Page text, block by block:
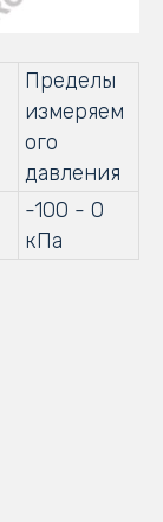
Пределы
измеряем
ого
давления
-100 - 0
кПа